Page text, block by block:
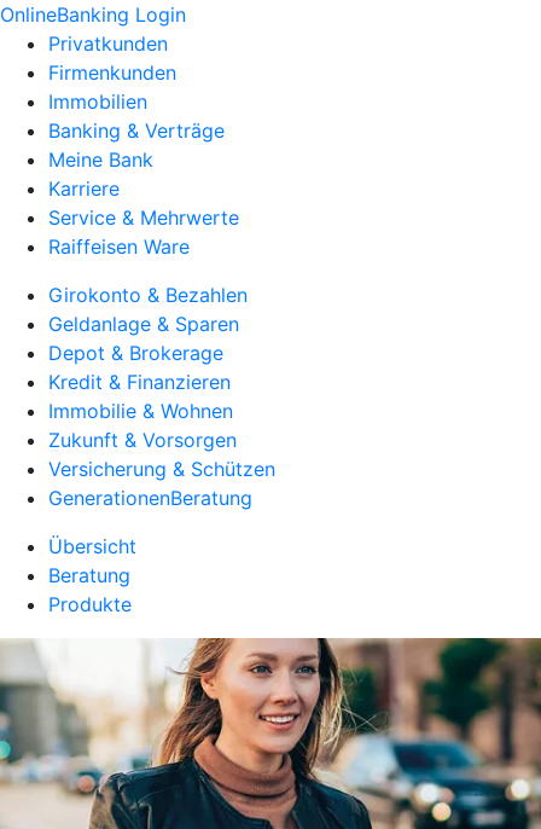
OnlineBanking Login
Privatkunden
Firmenkunden
Immobilien
Banking & Verträge
Meine Bank
Karriere
Service & Mehrwerte
Raiffeisen Ware
Girokonto & Bezahlen
Geldanlage & Sparen
Depot & Brokerage
Kredit & Finanzieren
Immobilie & Wohnen
Zukunft & Vorsorgen
Versicherung & Schützen
GenerationenBeratung
Übersicht
Beratung
Produkte